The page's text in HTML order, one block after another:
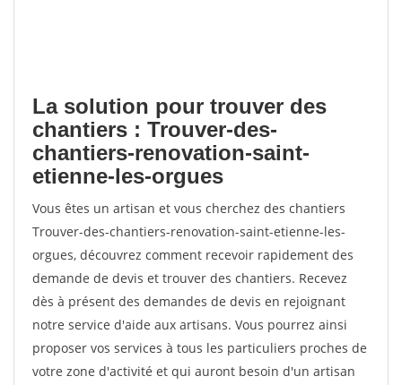
La solution pour trouver des
chantiers : Trouver-des-
chantiers-renovation-saint-
etienne-les-orgues
Vous êtes un artisan et vous cherchez des chantiers
Trouver-des-chantiers-renovation-saint-etienne-les-
orgues, découvrez comment recevoir rapidement des
demande de devis et trouver des chantiers. Recevez
dès à présent des demandes de devis en rejoignant
notre service d'aide aux artisans. Vous pourrez ainsi
proposer vos services à tous les particuliers proches de
votre zone d'activité et qui auront besoin d'un artisan